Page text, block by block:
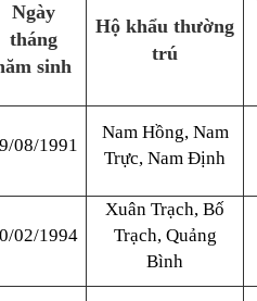
Ngày
tháng
sinh
Hộ khẩu thường
trú
08/1991
Nam Hồng, Nam
Trực, Nam Định
02/1994
Xuân Trạch, Bố
Trạch, Quảng
Bình